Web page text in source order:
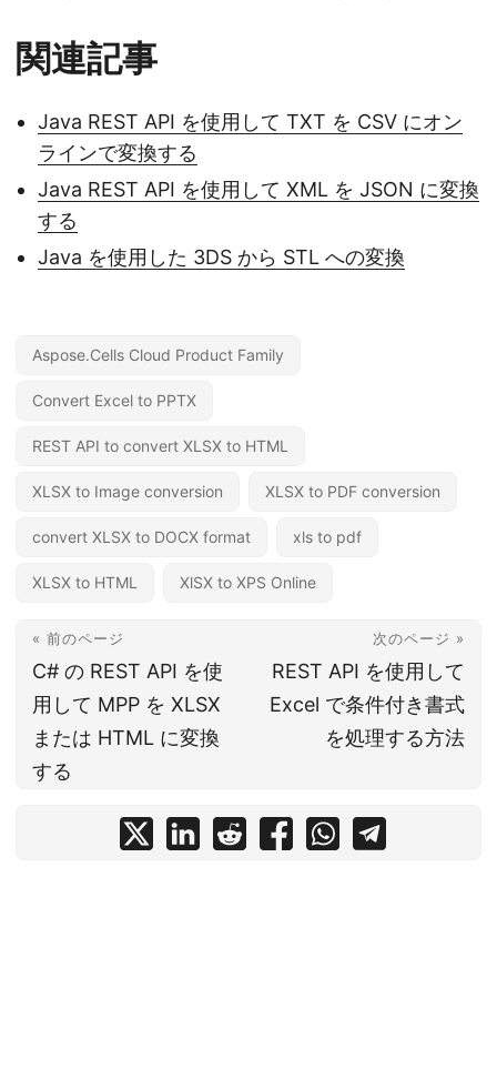
関連記事
Java REST API を使用して TXT を CSV にオン
ラインで変換する
Java REST API を使用して XML を JSON に変換
する
Java を使用した 3DS から STL への変換
Aspose.Cells Cloud Product Family
Convert Excel to PPTX
REST API to convert XLSX to HTML
XLSX to Image conversion XLSX to PDF conversion
convert XLSX to DOCX format xls to pdf
XLSX to HTML XlSX to XPS Online
« 前のページ
C# の REST API を使
用して MPP を XLSX
または HTML に変換
する
次のページ »
REST API を使用して
Excel で条件付き書式
を処理する方法